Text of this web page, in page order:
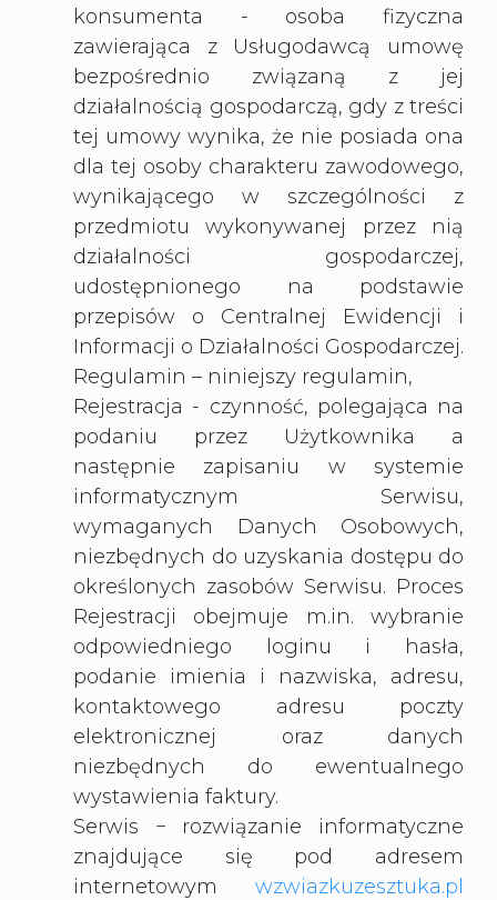
konsumenta - osoba fizyczna
zawierająca z Usługodawcą umowę
bezpośrednio związaną z jej
działalnością gospodarczą, gdy z treści
tej umowy wynika, że nie posiada ona
dla tej osoby charakteru zawodowego,
wynikającego w szczególności z
przedmiotu wykonywanej przez nią
działalności gospodarczej,
udostępnionego na podstawie
przepisów o Centralnej Ewidencji i
Informacji o Działalności Gospodarczej.
Regulamin – niniejszy regulamin,
Rejestracja - czynność, polegająca na
podaniu przez Użytkownika a
następnie zapisaniu w systemie
informatycznym Serwisu,
wymaganych Danych Osobowych,
niezbędnych do uzyskania dostępu do
określonych zasobów Serwisu. Proces
Rejestracji obejmuje m.in. wybranie
odpowiedniego loginu i hasła,
podanie imienia i nazwiska, adresu,
kontaktowego adresu poczty
elektronicznej oraz danych
niezbędnych do ewentualnego
wystawienia faktury.
Serwis − rozwiązanie informatyczne
znajdujące się pod adresem
internetowym wzwiazkuzesztuka.pl